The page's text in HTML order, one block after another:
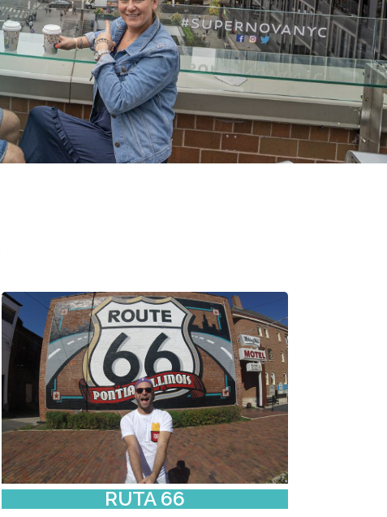
RUTA 66